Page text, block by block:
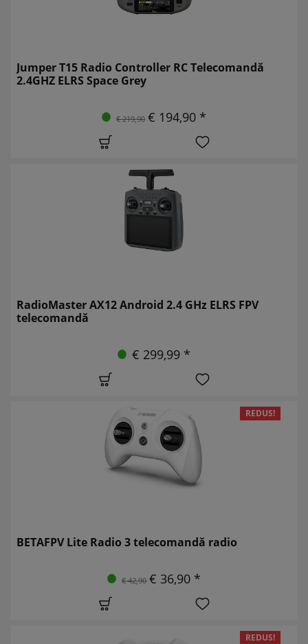
Jumper T15 Radio Controller RC Telecomandă
2.4GHZ ELRS Space Grey
€ 219,90 € 194,90 *
RadioMaster AX12 Android 2.4 GHz ELRS FPV
telecomandă
€ 299,99 *
REDUS!
BETAFPV Lite Radio 3 telecomandă radio
€ 42,90 € 36,90 *
REDUS!